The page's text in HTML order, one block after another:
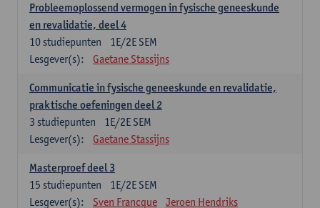
Probleemoplossend vermogen in fysische geneeskunde
en revalidatie, deel 4
1E/2E SEM
10studiepunten
Lesgever(s):
Gaetane Stassijns
Communicatie in fysische geneeskunde en revalidatie,
praktische oefeningen deel 2
1E/2E SEM
3 studiepunten
Lesgever(s):
Gaetane Stassijns
Masterproef deel 3
1E/2E SEM
15 studiepunten
Lesgever(s):
Sven Francque Jeroen Hendriks